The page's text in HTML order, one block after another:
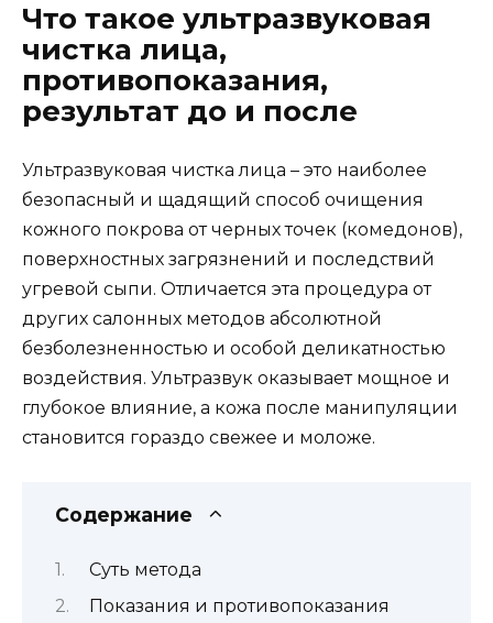
Что такое ультразвуковая
чистка лица,
противопоказания,
результат до и после
Ультразвуковая чистка лица – это наиболее
безопасный и щадящий способ очищения
кожного покрова от черных точек (комедонов),
поверхностных загрязнений и последствий
угревой сыпи. Отличается эта процедура от
других салонных методов абсолютной
безболезненностью и особой деликатностью
воздействия. Ультразвук оказывает мощное и
глубокое влияние, а кожа после манипуляции
становится гораздо свежее и моложе.
Содержание
Суть метода
Показания и противопоказания